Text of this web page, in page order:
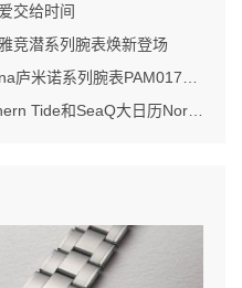
交给时间
竞潜系列腕表焕新登场
PAM01707 标志性设计融合高科技材质
大日历Northern Tide限量版腕表